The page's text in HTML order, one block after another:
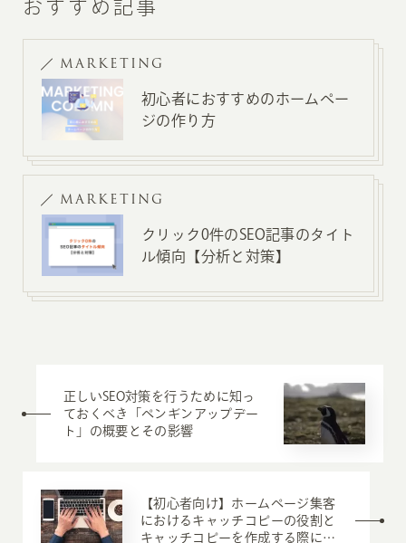
おすすめ記事
MARKETING
初心者におすすめのホームペー
ジの作り方
MARKETING
クリック0件のSEO記事のタイト
ル傾向【分析と対策】
正しいSEO対策を行うために知っ
ておくべき「ペンギンアップデー
ト」の概要とその影響
【初心者向け】ホームページ集客
におけるキャッチコピーの役割と
キャッチコピーを作成する際に押